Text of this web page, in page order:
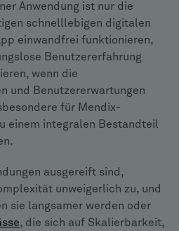
Anwendung ist nur die
schnelllebigen digitalen
einwandfrei funktionieren,
Benutzererfahrung
wenn die
und Benutzererwartungen
für Mendix-
einem integralen Bestandteil
ausgereift sind,
unweigerlich zu, und
sie langsamer werden oder
, die sich auf Skalierbarkeit,